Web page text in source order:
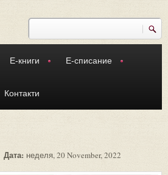
Търси
Е-книги Е-списание
Контакти
Дата: неделя, 20 November, 2022